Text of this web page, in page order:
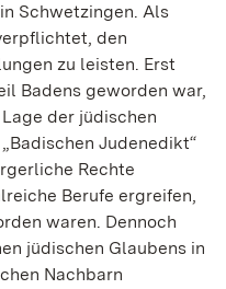
Schwetzingen. Als
den
zu leisten. Erst
Badens geworden war,
der jüdischen
Judenedikt“
Rechte
Berufe ergreifen,
waren. Dennoch
jüdischen Glaubens in
Nachbarn